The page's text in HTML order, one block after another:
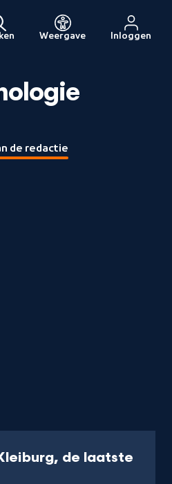
Weergave Inloggen
de redactie
de laatste